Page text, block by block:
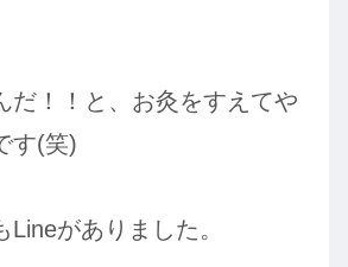
だ！！と、お灸をすえてや
す(笑)
がありました。